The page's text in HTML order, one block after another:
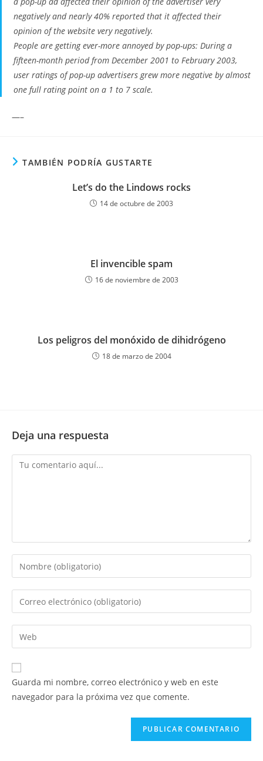
negatively and nearly 40% reported that it affected their
opinion of the website very negatively.
People are getting ever-more annoyed by pop-ups: During a
fifteen-month period from December 2001 to February 2003,
user ratings of pop-up advertisers grew more negative by almost
one full rating point on a 1 to 7 scale.
—–
TAMBIÉN PODRÍA GUSTARTE
Let’s do the Lindows rocks
14 de octubre de 2003
El invencible spam
16 de noviembre de 2003
Los peligros del monóxido de dihidrógeno
18 de marzo de 2004
Deja una respuesta
Comentario
Introduce
tu
nombre
de
usuario
para
comentar
Introduce
tu
dirección
de
electrónico
para
comentar
Introduce
la
URL
de
Guarda mi nombre, correo electrónico y web en este
navegador para la próxima vez que comente.